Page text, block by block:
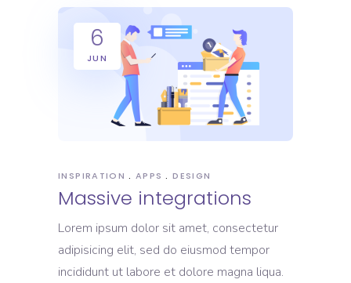
6
JUN
INSPIRATION APPS DESIGN
Massive integrations
Lorem ipsum dolor sit amet, consectetur
adipisicing elit, sed do eiusmod tempor
incididunt ut labore et dolore magna liqua.